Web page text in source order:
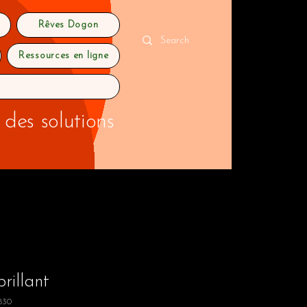
Rêves Dogon
Ressources en ligne
solutions